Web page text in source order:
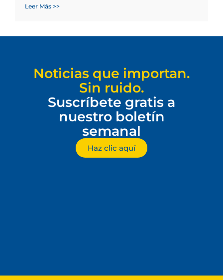
Leer Más >>
Noticias que importan.
Sin ruido.
Suscríbete gratis a
nuestro boletín
semanal
Haz clic aquí